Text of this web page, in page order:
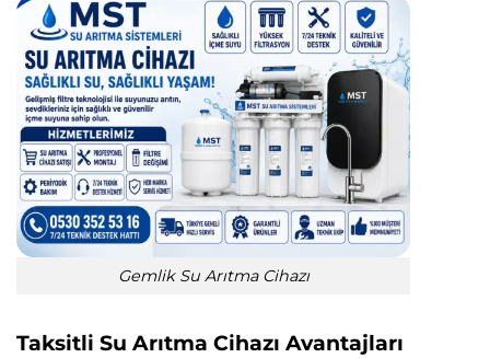
Gemlik Su Arıtma Cihazı
Taksitli Su Arıtma Cihazı Avantajları